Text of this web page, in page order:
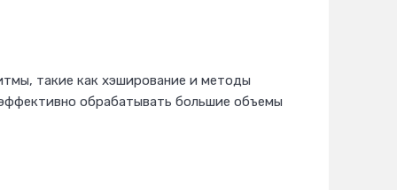
такие как хэширование и методы
обрабатывать большие объемы